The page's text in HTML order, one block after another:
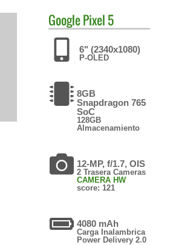
GooglePixel 5
6" (2340x1080)
P-OLED
8GB
Snapdragon 765
SoC
128GB
Almacenamiento
12-MP, f/1.7, OIS
2 Trasera Cameras
CAMERA HW
score: 121
4080 mAh
Carga Inalambrica
Power Delivery 2.0